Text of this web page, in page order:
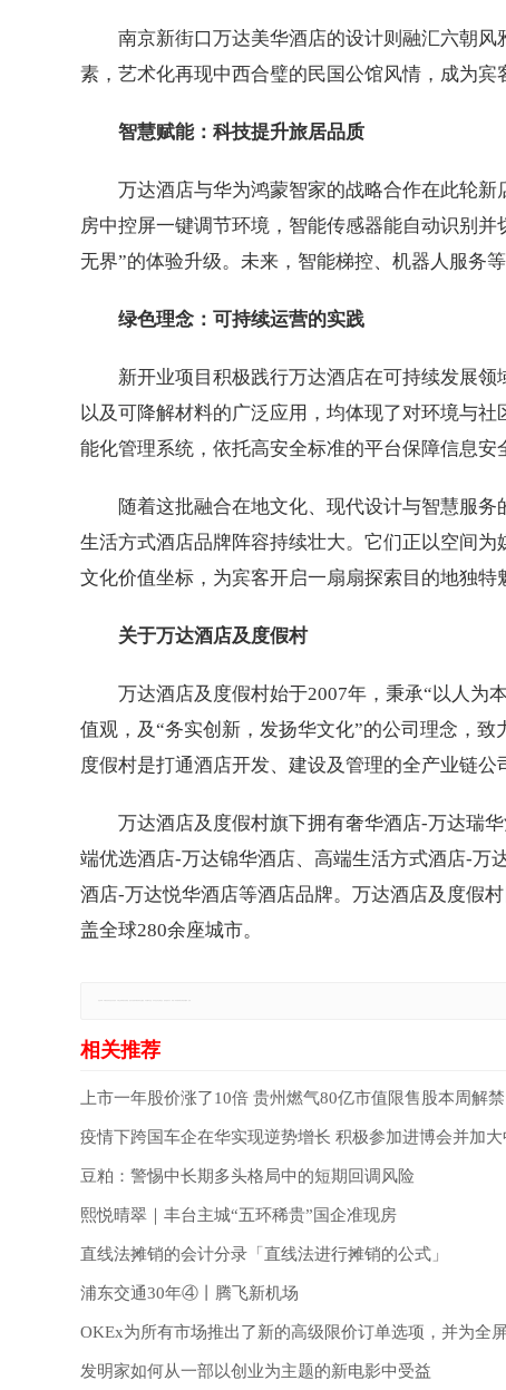
南京新街口万达美华酒店的设计则融汇六朝
素，艺术化再现中西合璧的民国公馆风情，成为宾
智慧赋能：科技提升旅居品质
万达酒店与华为鸿蒙智家的战略合作在此轮
房中控屏一键调节环境，智能传感器能自动识别
无界”的体验升级。未来，智能梯控、机器人服务
绿色理念：可持续运营的实践
新开业项目积极践行万达酒店在可持续发展
以及可降解材料的广泛应用，均体现了对环境与
能化管理系统，依托高安全标准的平台保障信息安
随着这批融合在地文化、现代设计与智慧服
生活方式酒店品牌阵容持续壮大。它们正以空间
文化价值坐标，为宾客开启一扇扇探索目的地独特
关于万达酒店及度假村
万达酒店及度假村始于2007年，秉承“以人为
值观，及“务实创新，发扬华文化”的公司理念，
度假村是打通酒店开发、建设及管理的全产业链
万达酒店及度假村旗下拥有奢华酒店-万达瑞
端优选酒店-万达锦华酒店、高端生活方式酒店-万
酒店-万达悦华酒店等酒店品牌。万达酒店及度假
盖全球280余座城市。
上市一年股价涨了10倍 贵州燃气80亿市值限售股本周解禁
疫情下跨国车企在华实现逆势增长 积极参加进博会并加大
豆粕：警惕中长期多头格局中的短期回调风险
熙悦晴翠｜丰台主城“五环稀贵”国企准现房
直线法摊销的会计分录「直线法进行摊销的公式」
浦东交通30年④丨腾飞新机场
OKEx为所有市场推出了新的高级限价订单选项，并为全
发明家如何从一部以创业为主题的新电影中受益